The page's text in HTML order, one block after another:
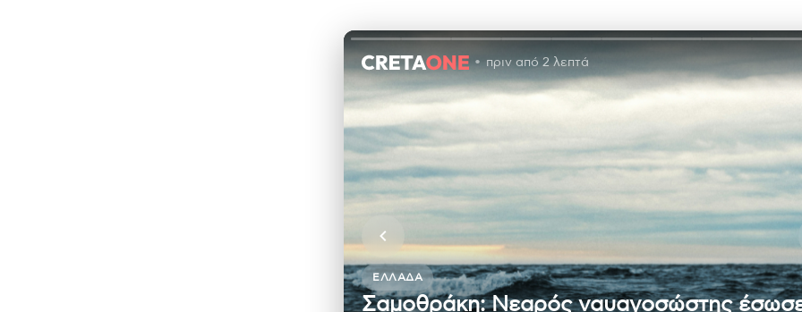
πριν από 2 λεπτά
ΕΛΛΆΔΑ
Σαμοθράκη: Νεαρός ναυαγοσώστης